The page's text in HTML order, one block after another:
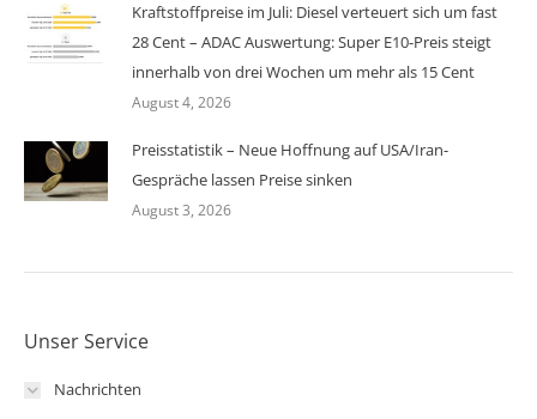
Kraftstoffpreise im Juli: Diesel verteuert sich um fast
28 Cent – ADAC Auswertung: Super E10-Preis steigt
innerhalb von drei Wochen um mehr als 15 Cent
August 4, 2026
Preisstatistik – Neue Hoffnung auf USA/Iran-
Gespräche lassen Preise sinken
August 3, 2026
Unser Service
Nachrichten